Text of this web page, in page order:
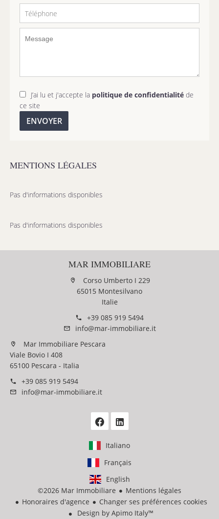
J’ai lu et j'accepte la politique de confidentialité de
ce site
ENVOYER
MENTIONS LÉGALES
Pas d'informations disponibles
Pas d'informations disponibles
MAR IMMOBILIARE
Corso Umberto I 229
65015 Montesilvano
Italie
+39 085 919 5494
info@mar-immobiliare.it
Mar Immobiliare Pescara
Viale Bovio I 408
65100 Pescara - Italia
+39 085 919 5494
info@mar-immobiliare.it
Italiano
Français
English
©2026 Mar Immobiliare
Mentions légales
Honoraires d'agence
Changer ses préférences cookies
Design by Apimo Italy™